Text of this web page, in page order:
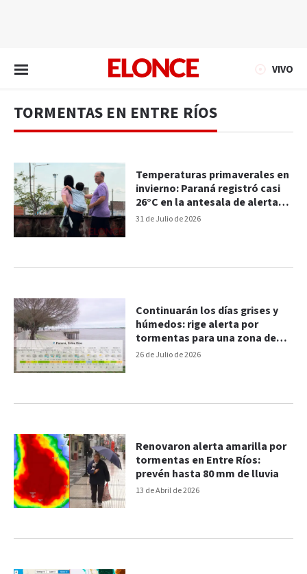
VIVO
TORMENTAS EN ENTRE RÍOS
31 de Julio de 2026
Temperaturas primaverales en
invierno: Paraná registró casi
26°C en la antesala de alertas
por tormentas
26 de Julio de 2026
Continuarán los días grises y
húmedos: rige alerta por
tormentas para una zona de
Entre Ríos
13 de Abril de 2026
Renovaron alerta amarilla por
tormentas en Entre Ríos:
prevén hasta 80 mm de lluvia